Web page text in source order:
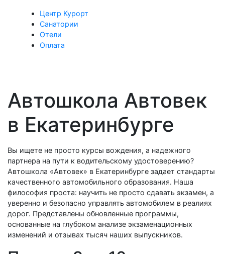
Центр Курорт
Санатории
Отели
Оплата
Автошкола Автовек
в Екатеринбурге
Вы ищете не просто курсы вождения, а надежного
партнера на пути к водительскому удостоверению?
Автошкола «Автовек» в Екатеринбурге задает стандарты
качественного автомобильного образования. Наша
философия проста: научить не просто сдавать экзамен, а
уверенно и безопасно управлять автомобилем в реалиях
дорог. Представлены обновленные программы,
основанные на глубоком анализе экзаменационных
изменений и отзывах тысяч наших выпускников.